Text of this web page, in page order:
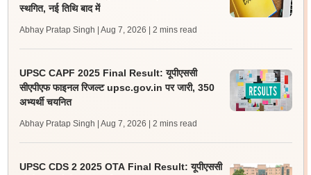
स्थगित, नई तिथि बाद में
Abhay Pratap Singh | Aug 7, 2026 | 2 mins read
UPSC CAPF 2025 Final Result: यूपीएससी
सीएपीएफ फाइनल रिजल्ट upsc.gov.in पर जारी, 350
अभ्यर्थी चयनित
Abhay Pratap Singh | Aug 7, 2026 | 2 mins read
UPSC CDS 2 2025 OTA Final Result: यूपीएससी